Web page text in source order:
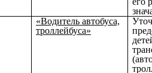
«Водитель автобуса,
троллейбуса»